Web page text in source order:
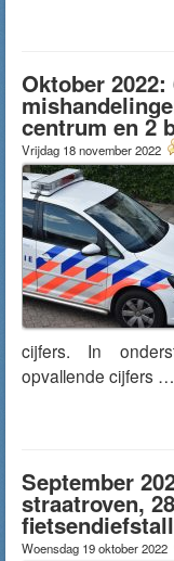
Oktober
centrum en 2
Vrijdag 18 november 2022
cijfers. In
opvallende cijfers …
September
straatroven,
Woensdag 19 oktober 2022